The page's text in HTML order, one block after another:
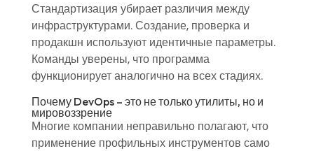
Стандартизация убирает различия между
инфраструктурами. Создание, проверка и
продакшн используют идентичные параметры.
Команды уверены, что программа
функционирует аналогично на всех стадиях.
Почему DevOps – это не только утилиты, но и
мировоззрение
Многие компании неправильно полагают, что
применение профильных инструментов само